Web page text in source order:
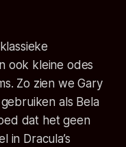
ook kleine odes
Zo zien we Gary
als Bela
dat het geen
in Dracula’s